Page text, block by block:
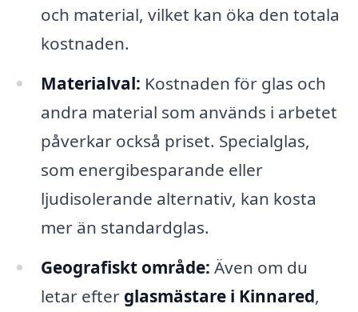
och material, vilket kan öka den totala
kostnaden.
Materialval: Kostnaden för glas och
andra material som används i arbetet
påverkar också priset. Specialglas,
som energibesparande eller
ljudisolerande alternativ, kan kosta
mer än standardglas.
Geografiskt område: Även om du
letar efter glasmästare i Kinnared,